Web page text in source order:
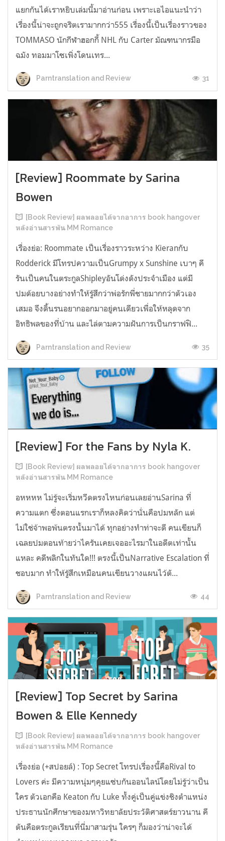
แยกกันได้เราหยิบเล่มนี้มาอ่านก่อน เพราะเอไอแนะนำว่า
เรื่องนี้น่าจะถูกจริตเรามากกว่า555 เรื่องนี้เป็นเรื่องราวของ
TOMMASO นักกีฬาฮอกกี้ NHL กับ Carter มัณฑนากรมือ
ฉมัง ทอมมาโซเพิ่งโดนเทร...
Parntranslation and Review 31
[Review] Roommate by Sarina
Bowen
[Book Review] ผลพลอยได้จากอาการ book hangover
หลังอ่านสารพัน MM Romance
เรื่องย่อ: Roommate เป็นเรื่องราวระหว่าง Kieranกับ
Rodderick มีโทรปความเป็นGrumpy x Sunshine เบาๆ คี
รันเป็นคนในตระกูลShipleyอันโด่งดังประจำเมือง แต่มี
ปมด้อยบางอย่างทำให้รู้สึกว่าพ่อรักพี่ชายมากกว่าตัวเอง
เสมอ จึงดิ้นรนอยากออกมาอยู่คนเดียวเพื่อให้หลุดจาก
อิทธิพลของที่บ้าน และไล่ตามความฝันการเป็นกราฟฟิ...
Parntranslation and Review 35
[Review] For the Fans by Nyla K.
[Book Review] ผลพลอยได้จากอาการ book hangover
หลังอ่านสารพัน MM Romance
อหหหห ไม่รู้จะเริ่มหวีดตรงไหนก่อนเลยอ่านSarina ที่
ความแตก ซึ่งตอนแรกเราก็หลงคิดว่านั่นคือปมหลัก แต่
ไม่ใช่จ้าพอพ้นตรงนั้นมาได้ ทุกอย่างทำท่าจะดี คนเขียนก็
เฉลยปมตอนท้ายว่าไครันเคยเจออะไรมาในอดีตเท่านั้น
แหละ คดีพลิกในทันใด!!! ตรงนี้เป็นNarrative Escalation ที่
ชอบมาก ทำให้รู้สึกเหมือนคนเขียนวางแผนไว้ตั...
Parntranslation and Review 44
[Review] Top Secret by Sarina
Bowen & Elle Kennedy
[Book Review] ผลพลอยได้จากอาการ book hangover
หลังอ่านสารพัน MM Romance
เรื่องย่อ (+สปอยล์) : Top Secret โทรปเรื่องนี้คือRival to
Lovers ค่ะ มีความหนุ่มๆคุยแซ่บกันออนไลน์โดยไม่รู้ว่าเป็น
ใคร ตัวเอกคือ Keaton กับ Luke ทั้งคู่เป็นคู่แข่งชิงตำแหน่ง
ประธานนักศึกษาของมหาวิทยาลัยประวัติศาสตร์ยาวนาน คี
ตันคือตระกูลเรียนที่นี่มาสามรุ่น ใครๆ ก็มองว่าน่าจะได้